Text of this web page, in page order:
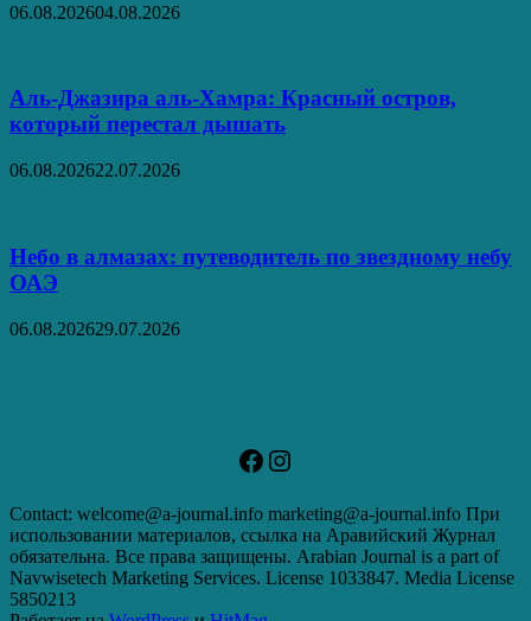
06.08.202604.08.2026
Аль‑Джазира аль‑Хамра: Красный остров,
который перестал дышать
06.08.202622.07.2026
Небо в алмазах: путеводитель по звездному небу
ОАЭ
06.08.202629.07.2026
Facebook
Instagram
Contact: welcome@a-journal.info marketing@a-journal.info При
использовании материалов, ссылка на Аравийский Журнал
обязательна. Все права защищены. Arabian Journal is a part of
Navwisetech Marketing Services. License 1033847. Media License
5850213